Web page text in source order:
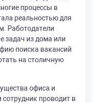
процессы в
реальностью для
Работодатели
задач из дома или
поиска вакансий
на столичную
офиса и
проводит в